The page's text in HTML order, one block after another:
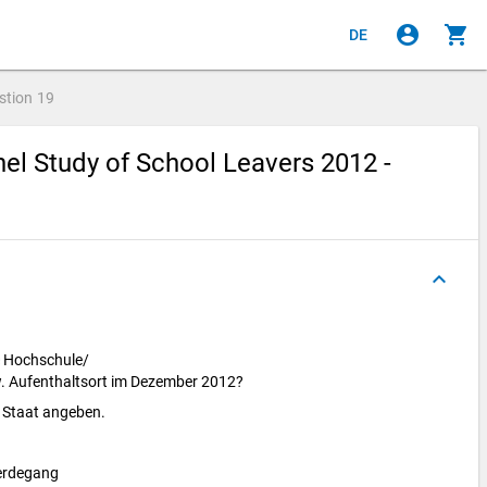
DE account_circle shopping_cart
19
Study of School Leavers 2012 -
keyboard_arrow_up
Hochschule/
im Dezember 2012?
angeben.